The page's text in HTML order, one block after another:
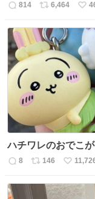
返
数
814
リ
ス
ト
数
6,464
い
ね
数
ハチワレのおでこ
返
数
8
リ
ス
146
い
ね